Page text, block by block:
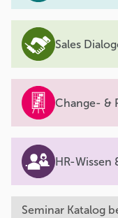
Sales
Change- &
HR-Wissen
Seminar Katalog